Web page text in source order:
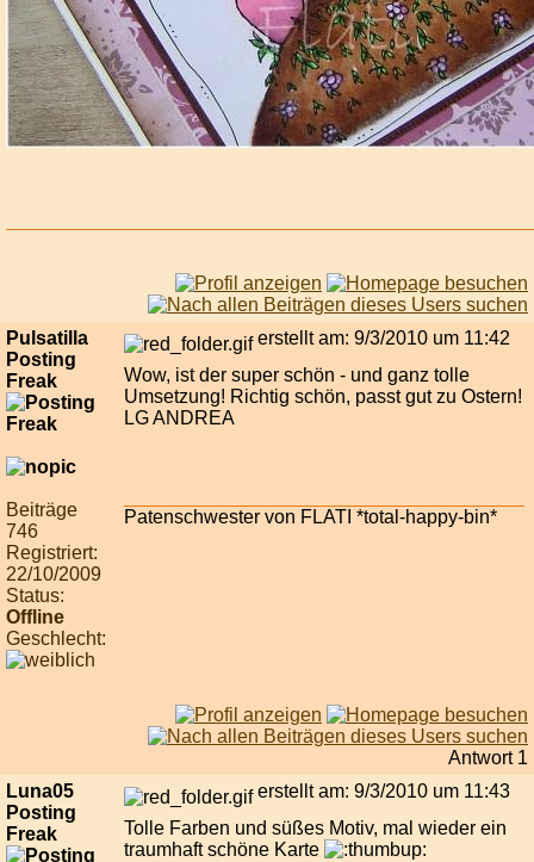
Pulsatilla
Posting
Freak
Beiträge
746
Registriert:
22/10/2009
Status:
Offline
Geschlecht:
erstellt am: 9/3/2010 um 11:42
Wow, ist der super schön - und ganz tolle
Umsetzung! Richtig schön, passt gut zu Ostern!
LG ANDREA
Patenschwester von FLATI *total-happy-bin*
Antwort 1
Luna05
Posting
Freak
erstellt am: 9/3/2010 um 11:43
Tolle Farben und süßes Motiv, mal wieder ein
traumhaft schöne Karte